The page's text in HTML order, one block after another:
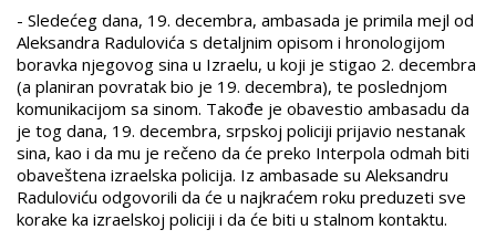
- Sledećeg dana, 19. decembra, ambasada je primila mejl od
Aleksandra Radulovića s detaljnim opisom i hronologijom
boravka njegovog sina u Izraelu, u koji je stigao 2. decembra
(a planiran povratak bio je 19. decembra), te poslednjom
komunikacijom sa sinom. Takođe je obavestio ambasadu da
je tog dana, 19. decembra, srpskoj policiji prijavio nestanak
sina, kao i da mu je rečeno da će preko Interpola odmah biti
obaveštena izraelska policija. Iz ambasade su Aleksandru
Raduloviću odgovorili da će u najkraćem roku preduzeti sve
korake ka izraelskoj policiji i da će biti u stalnom kontaktu.